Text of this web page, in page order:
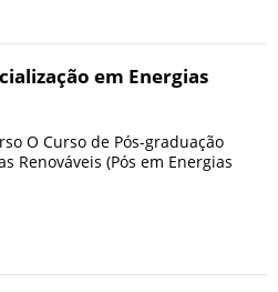
em Energias
O Curso de Pós-graduação
Renováveis (Pós em Energias